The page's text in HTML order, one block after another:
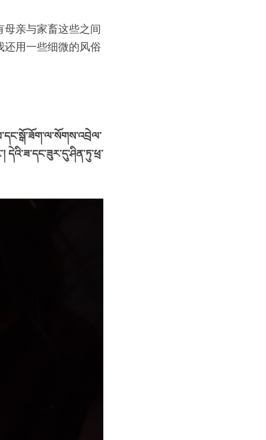
母亲与家畜这些之间
还用一些细微的风俗